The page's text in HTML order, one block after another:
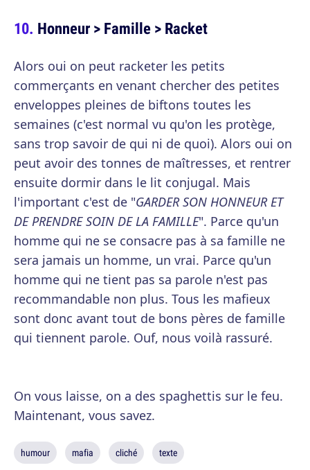
Honneur > Famille > Racket
Alors oui on peut racketer les petits
commerçants en venant chercher des petites
enveloppes pleines de biftons toutes les
semaines (c'est normal vu qu'on les protège,
sans trop savoir de qui ni de quoi). Alors oui on
peut avoir des tonnes de maîtresses, et rentrer
ensuite dormir dans le lit conjugal. Mais
l'important c'est de "GARDER SON HONNEUR ET
DE PRENDRE SOIN DE LA FAMILLE". Parce qu'un
homme qui ne se consacre pas à sa famille ne
sera jamais un homme, un vrai. Parce qu'un
homme qui ne tient pas sa parole n'est pas
recommandable non plus. Tous les mafieux
sont donc avant tout de bons pères de famille
qui tiennent parole. Ouf, nous voilà rassuré.
On vous laisse, on a des spaghettis sur le feu.
Maintenant, vous savez.
humour mafia cliché texte